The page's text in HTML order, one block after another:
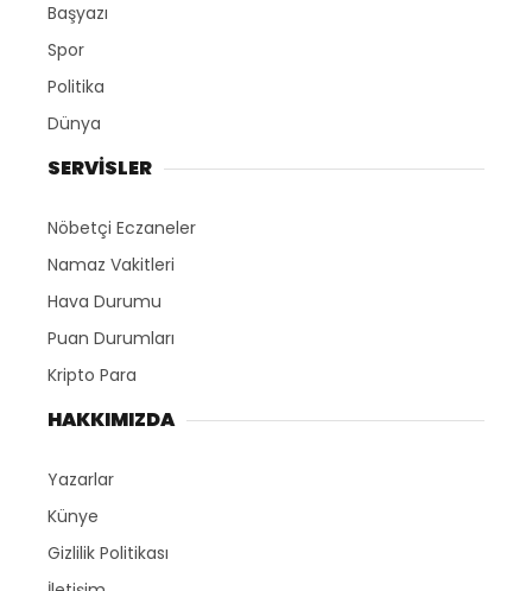
Başyazı
Spor
Politika
Dünya
SERVİSLER
Nöbetçi Eczaneler
Namaz Vakitleri
Hava Durumu
Puan Durumları
Kripto Para
HAKKIMIZDA
Yazarlar
Künye
Gizlilik Politikası